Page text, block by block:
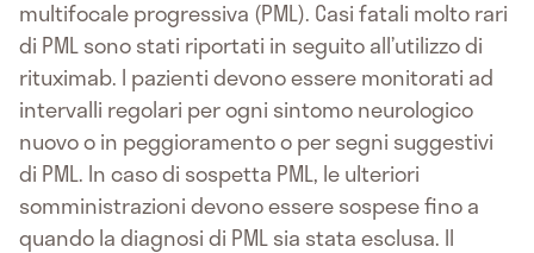
multifocale progressiva (PML). Casi fatali molto rari
di PML sono stati riportati in seguito all’utilizzo di
rituximab. I pazienti devono essere monitorati ad
intervalli regolari per ogni sintomo neurologico
nuovo o in peggioramento o per segni suggestivi
di PML. In caso di sospetta PML, le ulteriori
somministrazioni devono essere sospese fino a
quando la diagnosi di PML sia stata esclusa. Il